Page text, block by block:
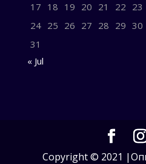
17 18 19 20 21 22 23
24 25 26 27 28 29 30
31
« Jul
Copyright © 2021